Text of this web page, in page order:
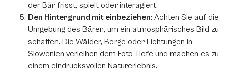
der Bär frisst, spielt oder interagiert.
Den Hintergrund mit einbeziehen: Achten Sie auf die
Umgebung des Bären, um ein atmosphärisches Bild zu
schaffen. Die Wälder, Berge oder Lichtungen in
Slowenien verleihen dem Foto Tiefe und machen es zu
einem eindrucksvollen Naturerlebnis.